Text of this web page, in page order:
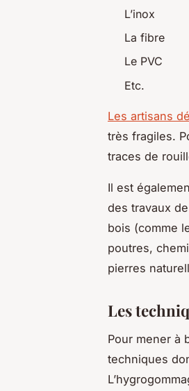
L’inox
La fibre
Le PVC
Etc.
Les artisans
très fragiles.
traces de
Il est
des travaux
bois (comme
poutres,
pierres
Les
Pour mener à
techniques